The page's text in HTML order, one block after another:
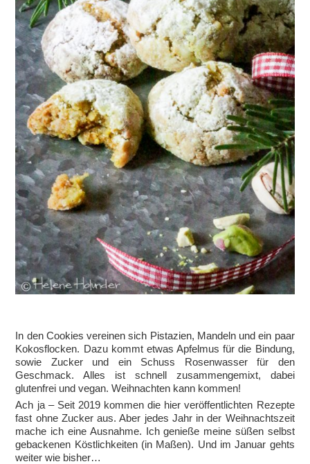
In den Cookies vereinen sich Pistazien, Mandeln und ein paar
Kokosflocken. Dazu kommt etwas Apfelmus für die Bindung,
sowie Zucker und ein Schuss Rosenwasser für den
Geschmack. Alles ist schnell zusammengemixt, dabei
glutenfrei und vegan. Weihnachten kann kommen!
Ach ja – Seit 2019 kommen die hier veröffentlichten Rezepte
fast ohne Zucker aus. Aber jedes Jahr in der Weihnachtszeit
mache ich eine Ausnahme. Ich genieße meine süßen selbst
gebackenen Köstlichkeiten (in Maßen). Und im Januar gehts
weiter wie bisher…